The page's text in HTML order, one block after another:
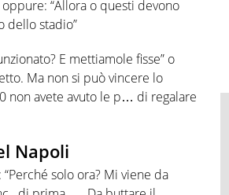
“Allora o questi devono
dello stadio”
E mettiamole fisse” o
Ma non si può vincere lo
non avete avuto le p… di regalare
Napoli
solo ora? Mi viene da